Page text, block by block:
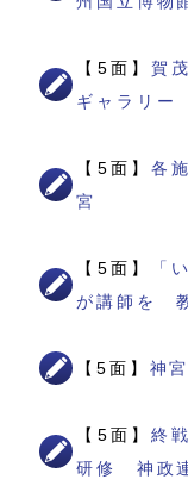
【5面】賀
ギャラリー
【5面】各
宮
【5面】
「
が講師を
【5面】 神
【5面】終
研修 神政